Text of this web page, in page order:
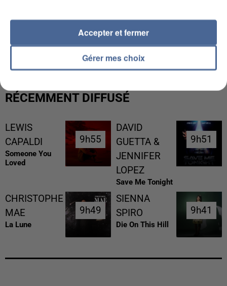
L’UN DES FONDATEURS SUPPOSÉS DE LA DZ
MAFIA INTERPELLÉ EN ALGÉRIE
RÉCEMMENT DIFFUSÉ
LEWIS
CAPALDI
Someone You
Loved
9h55
9h55
DAVID
GUETTA &
JENNIFER
LOPEZ
Save Me Tonight
9h51
9h51
CHRISTOPHE
MAE
La Lune
9h49
9h49
SIENNA
SPIRO
Die On This Hill
9h41
9h41
Gérer mes choix
Accepter et fermer